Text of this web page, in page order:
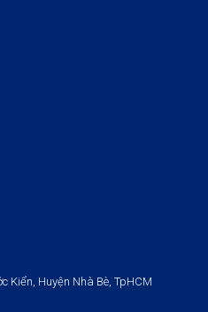
Kiển, Huyện Nhà Bè, TpHCM